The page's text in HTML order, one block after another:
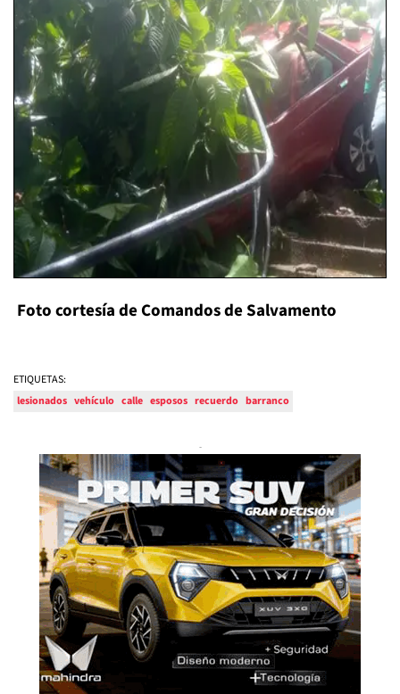
Foto cortesía de Comandos de Salvamento
ETIQUETAS:
lesionados vehículo calle esposos recuerdo barranco